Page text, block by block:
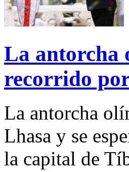
La antorcha
recorrido
La antorcha
Lhasa y se
la capital de